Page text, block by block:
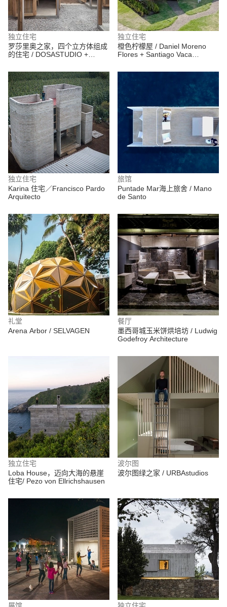
独立住宅
罗莎里奥之家，四个立方体组成
的住宅 / DOSASTUDIO +
独立住宅
橙色柠檬屋 / Daniel Moreno
Flores + Santiago Vaca
独立住宅
Karina 住宅／Francisco Pardo
Arquitecto
旅馆
Puntade Mar海上旅舍 / Mano
de Santo
礼堂
Arena Arbor / SELVAGEN
餐厅
墨西哥城玉米饼烘培坊 / Ludwig
Godefroy Architecture
独立住宅
Loba House，迈向大海的悬崖
住宅/ Pezo von Ellrichshausen
波尔图
波尔图绿之家 / URBAstudios